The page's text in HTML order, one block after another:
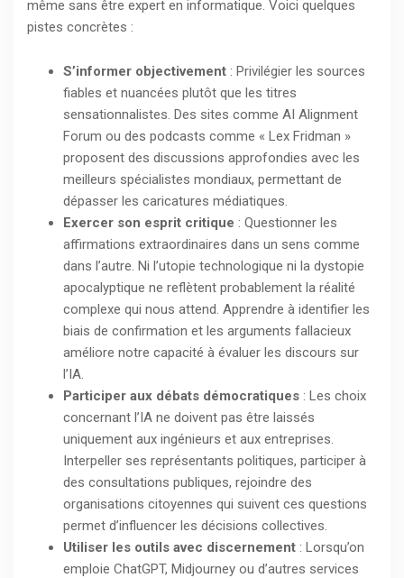
même sans être expert en informatique. Voici quelques
pistes concrètes :
S’informer objectivement : Privilégier les sources
fiables et nuancées plutôt que les titres
sensationnalistes. Des sites comme AI Alignment
Forum ou des podcasts comme « Lex Fridman »
proposent des discussions approfondies avec les
meilleurs spécialistes mondiaux, permettant de
dépasser les caricatures médiatiques.
Exercer son esprit critique : Questionner les
affirmations extraordinaires dans un sens comme
dans l’autre. Ni l’utopie technologique ni la dystopie
apocalyptique ne reflètent probablement la réalité
complexe qui nous attend. Apprendre à identifier les
biais de confirmation et les arguments fallacieux
améliore notre capacité à évaluer les discours sur
l’IA.
Participer aux débats démocratiques : Les choix
concernant l’IA ne doivent pas être laissés
uniquement aux ingénieurs et aux entreprises.
Interpeller ses représentants politiques, participer à
des consultations publiques, rejoindre des
organisations citoyennes qui suivent ces questions
permet d’influencer les décisions collectives.
Utiliser les outils avec discernement : Lorsqu’on
emploie ChatGPT, Midjourney ou d’autres services